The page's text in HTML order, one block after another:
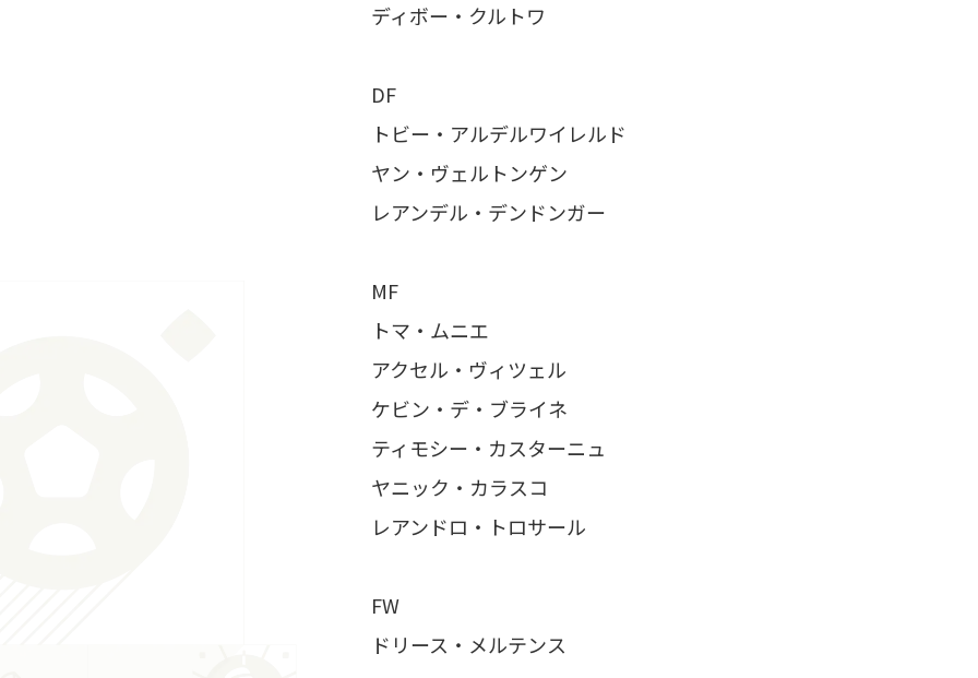
ディボー・クルトワ
DF
トビー・アルデルワイレルド
ヤン・ヴェルトンゲン
レアンデル・デンドンガー
MF
トマ・ムニエ
アクセル・ヴィツェル
ケビン・デ・ブライネ
ティモシー・カスターニュ
ヤニック・カラスコ
レアンドロ・トロサール
FW
ドリース・メルテンス